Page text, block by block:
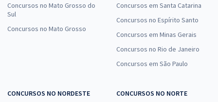
Concursos no Mato Grosso do
Sul
Concursos no Mato Grosso
Concursos em Santa Catarina
Concursos no Espírito Santo
Concursos em Minas Gerais
Concursos no Rio de Janeiro
Concursos em São Paulo
CONCURSOS NO NORDESTE
CONCURSOS NO NORTE